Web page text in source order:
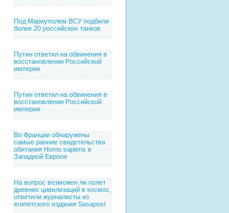
Под Мариуполем ВСУ подбили
более 20 российских танков
Путин ответил на обвинения в
восстановлении Российской
империи
Путин ответил на обвинения в
восстановлении Российской
империи
Во Франции обнаружены
самые ранние свидетельства
обитания Homo sapiens в
Западной Европе
На вопрос возможен ли полет
древних цивилизаций в космос,
ответили журналисты из
египетского издания Sasapost